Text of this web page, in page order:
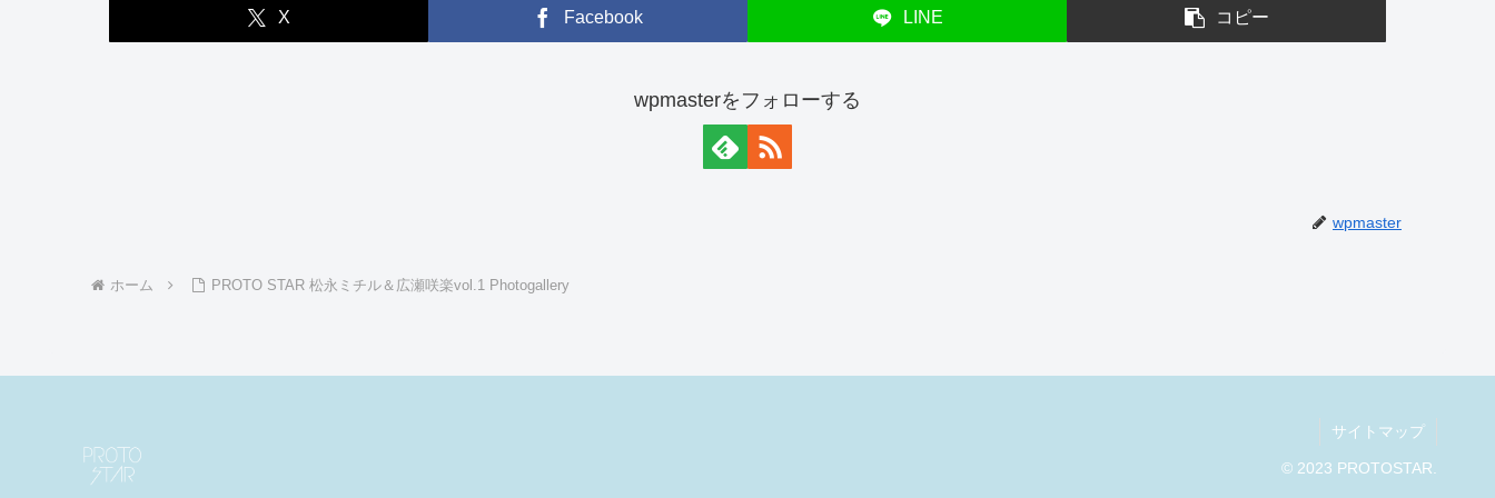
X Facebook LINE コピー
wpmasterをフォローする
wpmaster
ホーム PROTO STAR 松永ミチル＆広瀬咲楽vol.1 Photogallery
サイトマップ
© 2023 PROTOSTAR.